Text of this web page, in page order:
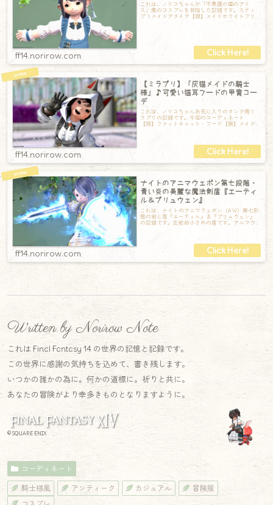
これは、ノリコちゃんが「不思議の国のアリ
ス」風のコスプレを目指した記録です。ステッ
プ１メイドアタイア【頭】メイドホワイトブリ
ムEX【胴】メイドエプロンドレスEX【手】メ
ff14.norirow.com
【ミラプリ】「灰猫メイドの騎士
様」♪可愛い猫耳フードの甲冑コー
デ
これは、ノリコちゃんお気に入りのタンク用ミ
ラプリの記録です。今回のコーディネート
【頭】ファットキャット・フード【胴】メイド
ff14.norirow.com
ナイトのアニマウェポン第七段階・
青い炎の美麗な魔法剣盾『エーティ
ル＆プリュウェン』
これは、ナイトのアニマウェポン（AW）第七形
態の剣と盾『エーティル』＆『プリュウェン』
の記録です。比較的小さめの盾です。アニマウ
ff14.norirow.com
Written by Norirow Note
これは Final Fantasy 14 の世界の記憶と記録です。
この世界に感謝の気持ちを込めて、書き残します。
いつかの誰かの為に。何かの道標に。祈りと共に。
あなたの冒険がより幸多きものとなりますように。
© SQUARE ENIX
コーディネート
騎士様風 アンティーク カジュアル
冒険服